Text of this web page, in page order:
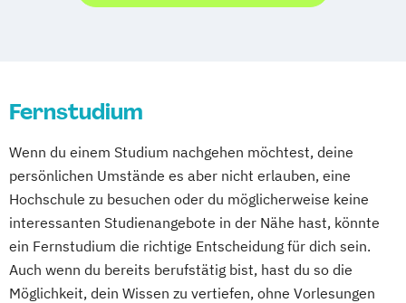
Fernstudium
Wenn du einem Studium nachgehen möchtest, deine
persönlichen Umstände es aber nicht erlauben, eine
Hochschule zu besuchen oder du möglicherweise keine
interessanten Studienangebote in der Nähe hast, könnte
ein Fernstudium die richtige Entscheidung für dich sein.
Auch wenn du bereits berufstätig bist, hast du so die
Möglichkeit, dein Wissen zu vertiefen, ohne Vorlesungen